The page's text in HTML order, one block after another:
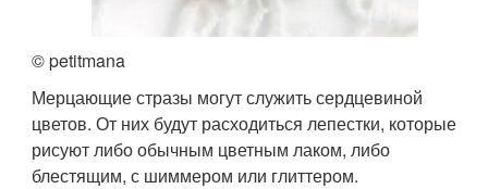
© petitmana
Мерцающие стразы могут служить сердцевиной
цветов. От них будут расходиться лепестки, которые
рисуют либо обычным цветным лаком, либо
блестящим, с шиммером или глиттером.